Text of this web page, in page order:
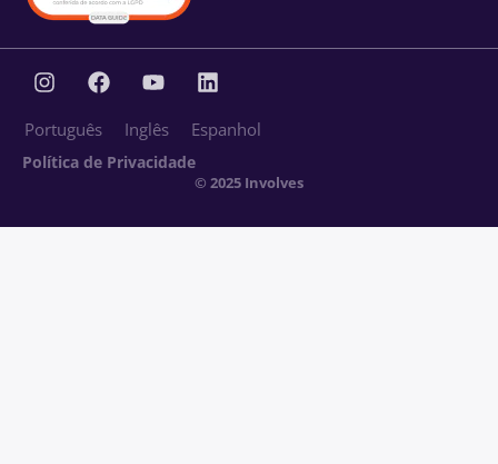
Política de Privacidade
Português Inglês Espanhol
© 2025 Involves